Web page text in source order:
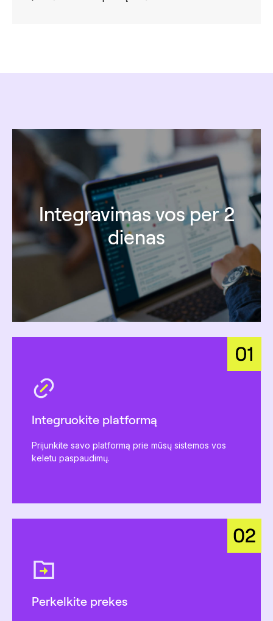
Integravimas vos per 2
dienas
Integruokite platformą
Prijunkite savo platformą prie mūsų sistemos vos
keletu paspaudimų.
Perkelkite prekes